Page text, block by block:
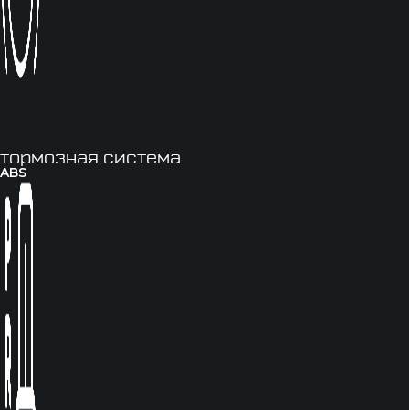
тормозная система
ABS